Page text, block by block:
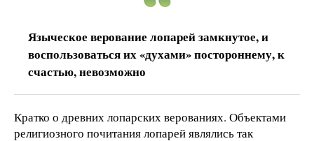
Языческое верование лопарей замкнутое, и
воспользоваться их «духами» постороннему, к
счастью, невозможно
Кратко о древних лопарских верованиях. Объектами
религиозного почитания лопарей являлись так